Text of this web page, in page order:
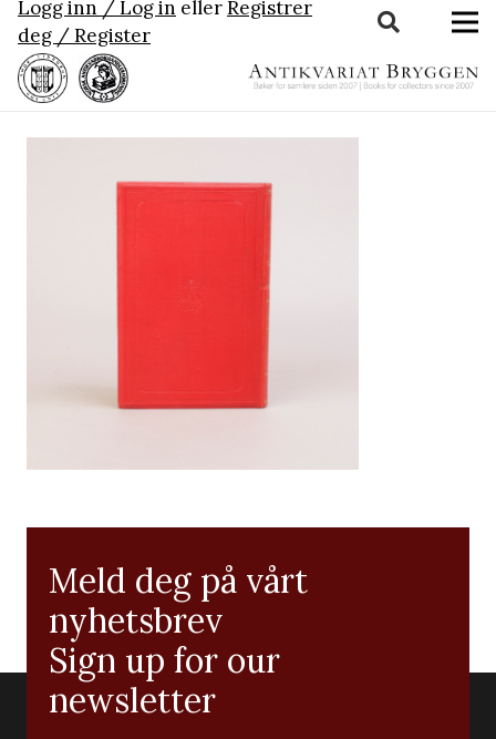
Logg inn / Log in ellerRegistrer
deg / Register
Meld deg på vårt
nyhetsbrev
Sign up for our
newsletter